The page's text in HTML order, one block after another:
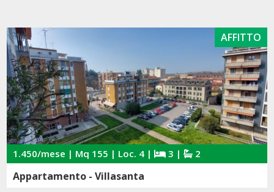
AFFITTO
1.450/mese | Mq 155 | Loc. 4 | 3 | 2
Appartamento - Villasanta